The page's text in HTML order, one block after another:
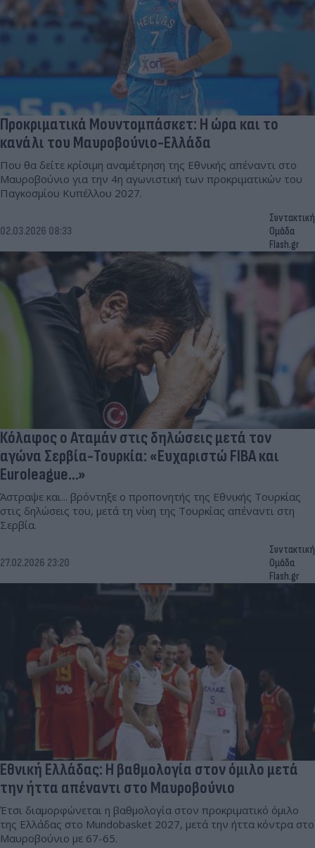
Προκριματικά Μουντομπάσκετ: Η ώρα και το
κανάλι του Μαυροβούνιο-Ελλάδα
Που θα δείτε κρίσιμη αναμέτρηση της Εθνικής απέναντι στο
Μαυροβούνιο για την 4η αγωνιστική των προκριματικών του
Παγκοσμίου Κυπέλλου 2027.
02.03.2026 08:33
Συντακτική
Ομάδα
Flash.gr
Κόλαφος ο Αταμάν στις δηλώσεις μετά τον
αγώνα Σερβία-Τουρκία: «Ευχαριστώ FIBA και
Euroleague...»
Άστραψε και... βρόντηξε ο προπονητής της Εθνικής Τουρκίας
στις δηλώσεις του, μετά τη νίκη της Τουρκίας απέναντι στη
Σερβία.
27.02.2026 23:20
Συντακτική
Ομάδα
Flash.gr
Εθνική Ελλάδας: Η βαθμολογία στον όμιλο μετά
την ήττα απέναντι στο Μαυροβούνιο
Έτσι διαμορφώνεται η βαθμολογία στον προκριματικό όμιλο
της Ελλάδας στο Mundobasket 2027, μετά την ήττα κόντρα στο
Μαυροβούνιο με 67-65.